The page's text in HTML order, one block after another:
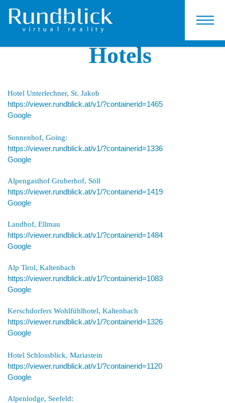
Hotels
Hotel Unterlechner, St. Jakob
https://viewer.rundblick.at/v1/?containerid=1465
Google
Sonnenhof, Going:
https://viewer.rundblick.at/v1/?containerid=1336
Google
Alpengasthof Gruberhof, Söll
https://viewer.rundblick.at/v1/?containerid=1419
Google
Landhof, Ellmau
https://viewer.rundblick.at/v1/?containerid=1484
Google
Alp Tirol, Kaltenbach
https://viewer.rundblick.at/v1/?containerid=1083
Google
Kerschdorfers Wohlfühlhotel, Kaltenbach
https://viewer.rundblick.at/v1/?containerid=1326
Google
Hotel Schlossblick, Mariastein
https://viewer.rundblick.at/v1/?containerid=1120
Google
Alpenlodge, Seefeld: